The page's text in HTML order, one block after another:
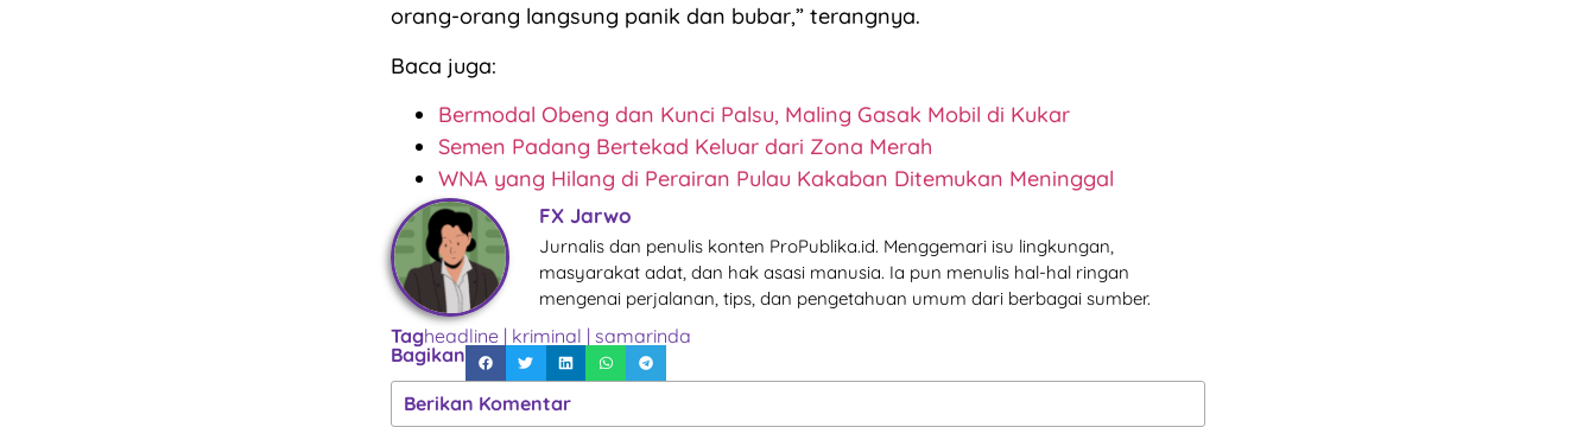
orang-orang langsung panik dan bubar,” terangnya.
Baca juga:
Bermodal Obeng dan Kunci Palsu, Maling Gasak Mobil di Kukar
Semen Padang Bertekad Keluar dari Zona Merah
WNA yang Hilang di Perairan Pulau Kakaban Ditemukan Meninggal
FX Jarwo
Jurnalis dan penulis konten ProPublika.id. Menggemari isu lingkungan,
masyarakat adat, dan hak asasi manusia. Ia pun menulis hal-hal ringan
mengenai perjalanan, tips, dan pengetahuan umum dari berbagai sumber.
Tagheadline | kriminal | samarinda
Bagikan
Berikan Komentar